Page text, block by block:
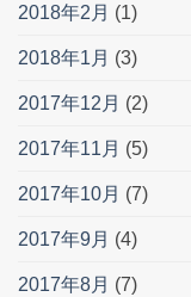
2018年2月 (1)
2018年1月 (3)
2017年12月 (2)
2017年11月 (5)
2017年10月 (7)
2017年9月 (4)
2017年8月 (7)